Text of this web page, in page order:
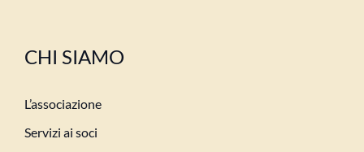
CHI SIAMO
L’associazione
Servizi ai soci